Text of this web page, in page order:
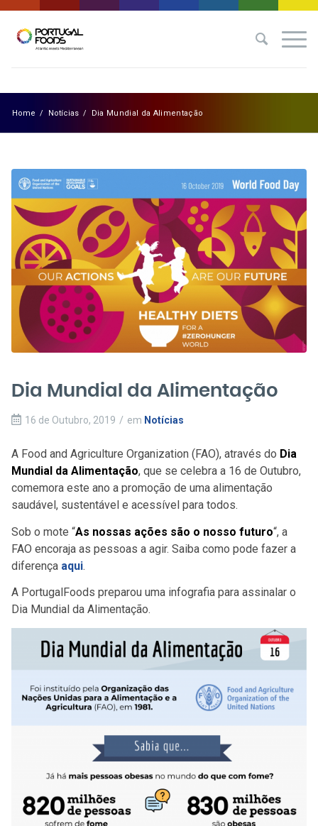
Home / Notícias / Dia Mundial da Alimentação
Dia Mundial da Alimentação
16 de Outubro, 2019 / em Notícias
A Food and Agriculture Organization (FAO), através do Dia
Mundial da Alimentação, que se celebra a 16 de Outubro,
comemora este ano a promoção de uma alimentação
saudável, sustentável e acessível para todos.
Sob o mote “As nossas ações são o nosso futuro“, a
FAO encoraja as pessoas a agir. Saiba como pode fazer a
diferença aqui.
A PortugalFoods preparou uma infografia para assinalar o
Dia Mundial da Alimentação.